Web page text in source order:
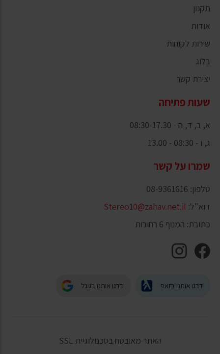
תקנון
אודות
שירות לקוחות
בלוג
יצירת קשר
שעות פתיחה
א, ב, ד, ה - 08:30-17.30
ג, ו - 08:30 - 13.00
שמרו על קשר
טלפון: 08-9361616
דוא"ל: Stereo10@zahav.net.il
כתובת: המנוף 6 רחובות
דרגו אותנו בזאפ דרגו אותנו בגוגל
האתר מאובטח בטכנולוגיית SSL